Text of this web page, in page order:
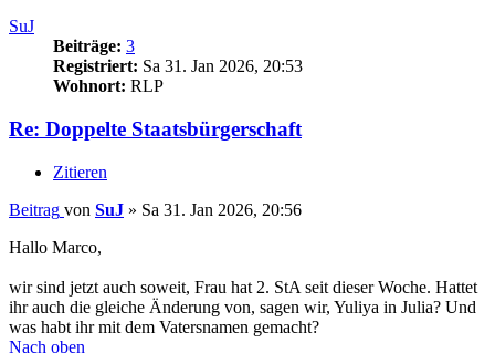
SuJ
Beiträge: 3
Registriert: Sa 31. Jan 2026, 20:53
Wohnort: RLP
Re: Doppelte Staatsbürgerschaft
Zitieren
Beitrag von SuJ » Sa 31. Jan 2026, 20:56
Hallo Marco,
wir sind jetzt auch soweit, Frau hat 2. StA seit dieser Woche. Hattet
ihr auch die gleiche Änderung von, sagen wir, Yuliya in Julia? Und
was habt ihr mit dem Vatersnamen gemacht?
Nach oben